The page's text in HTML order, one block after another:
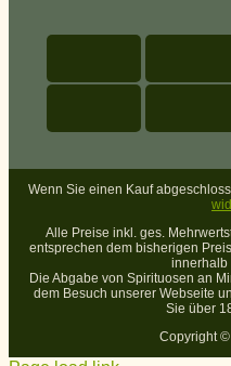
Wenn Sie einen Kauf
Alle Preise inkl. ges.
entsprechen dem bisherigen
innerhalb
Die Abgabe von Spirituosen an
dem Besuch unserer Webseite
Sie über
Copyright ©